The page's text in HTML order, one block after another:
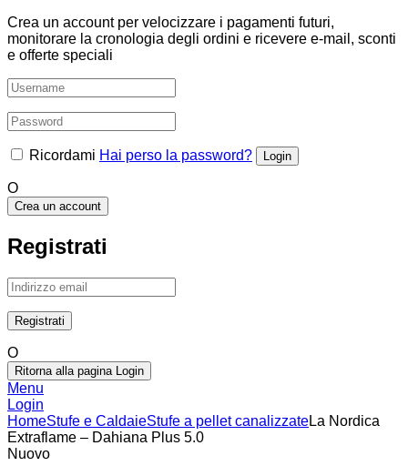
Crea un account per velocizzare i pagamenti futuri,
monitorare la cronologia degli ordini e ricevere e-mail, sconti
e offerte speciali
Ricordami Hai perso la password?
O
Crea un account
Registrati
O
Ritorna alla pagina Login
Menu
Login
HomeStufe e CaldaieStufe a pellet canalizzateLa Nordica
Extraflame – Dahiana Plus 5.0
Nuovo